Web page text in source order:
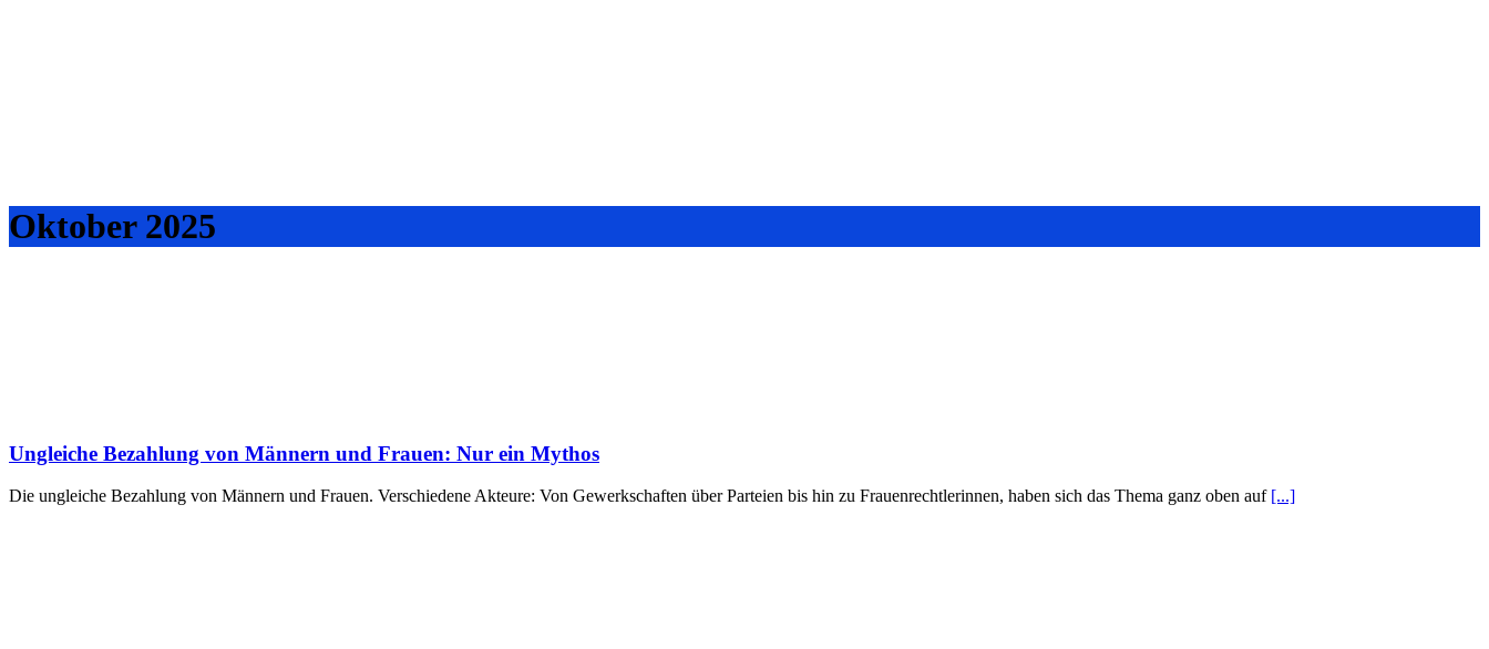
Oktober 2025
Ungleiche Bezahlung von Männern und Frauen: Nur ein Mythos
Die ungleiche Bezahlung von Männern und Frauen. Verschiedene Akteure: Von Gewerkschaften über Parteien bis hin zu Frauenrechtlerinnen, haben sich das Thema ganz oben auf [...]